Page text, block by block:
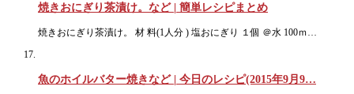
焼きおにぎり茶漬け。など | 簡単レシピまとめ
焼きおにぎり茶漬け。 材 料(1人分 ) 塩おにぎり １個 ＠水 100ｍ…
魚のホイルバター焼きなど | 今日のレシピ(2015年9月9…